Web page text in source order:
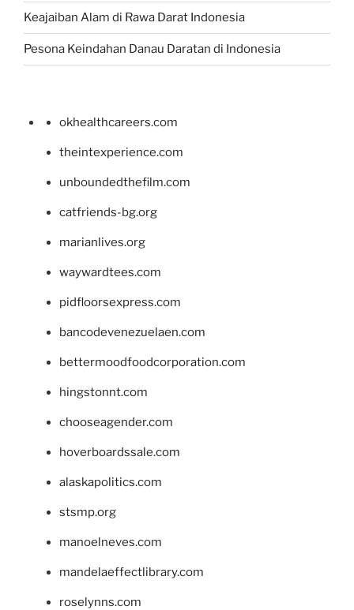
Keajaiban Alam di Rawa Darat Indonesia
Pesona Keindahan Danau Daratan di Indonesia
okhealthcareers.com
theintexperience.com
unboundedthefilm.com
catfriends-bg.org
marianlives.org
waywardtees.com
pidfloorsexpress.com
bancodevenezuelaen.com
bettermoodfoodcorporation.com
hingstonnt.com
chooseagender.com
hoverboardssale.com
alaskapolitics.com
stsmp.org
manoelneves.com
mandelaeffectlibrary.com
roselynns.com